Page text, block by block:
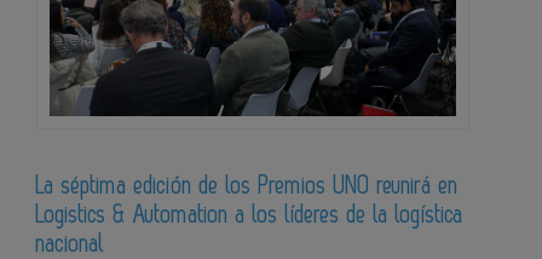
La séptima edición de los Premios UNO reunirá en
Logistics & Automation a los líderes de la logística
nacional